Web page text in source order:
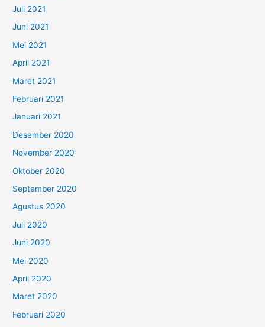
Juli 2021
Juni 2021
Mei 2021
April 2021
Maret 2021
Februari 2021
Januari 2021
Desember 2020
November 2020
Oktober 2020
September 2020
Agustus 2020
Juli 2020
Juni 2020
Mei 2020
April 2020
Maret 2020
Februari 2020